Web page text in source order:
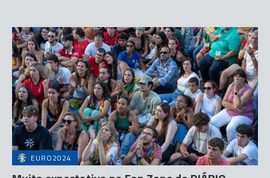
EURO2024